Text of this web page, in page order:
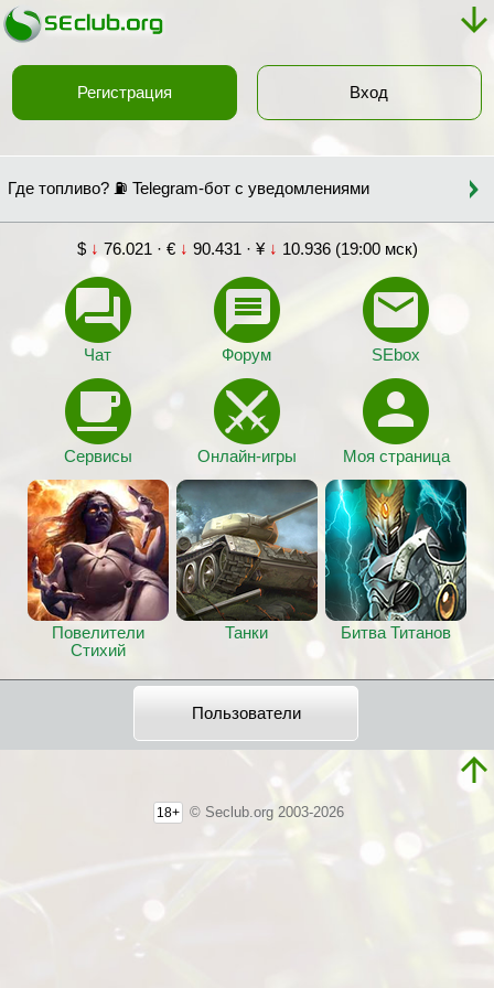
Регистрация Вход
Где топливо? ⛽ Telegram-бот с уведомлениями
$ ↓ 76.021 · € ↓ 90.431 · ¥ ↓ 10.936 (19:00 мск)
Чат Форум SEbox
Сервисы Онлайн-игры Моя страница
Повелители
Стихий
Танки Битва Титанов
Пользователи
18+ © Seclub.org 2003-2026